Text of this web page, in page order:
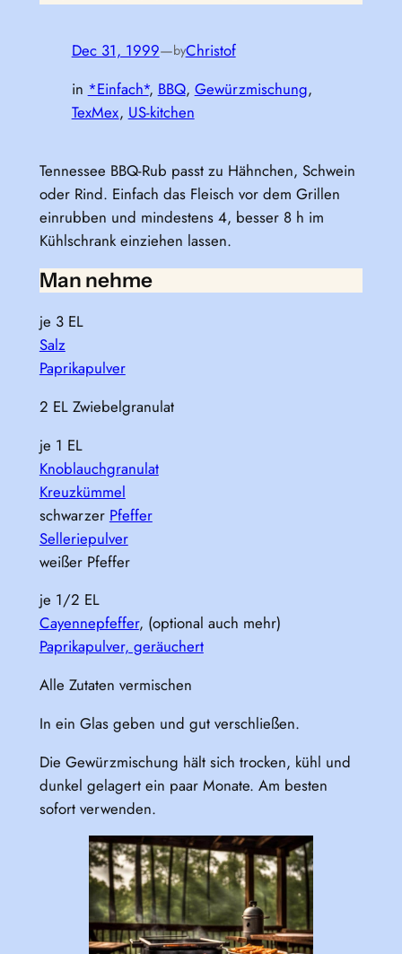
Dec 31, 1999—byChristof
in *Einfach*, BBQ, Gewürzmischung
TexMex, US-kitchen
Tennessee BBQ-Rub passt zu Hähnchen, Schwein
oder Rind. Einfach das Fleisch vor dem Grillen
einrubben und mindestens 4, besser 8 h im
Kühlschrank einziehen lassen.
Man nehme
je 3 EL
Salz
Paprikapulver
2 EL Zwiebelgranulat
je 1 EL
Knoblauchgranulat
Kreuzkümmel
schwarzer Pfeffer
Selleriepulver
weißer Pfeffer
je 1/2 EL
Cayennepfeffer, (optional auch mehr)
Paprikapulver, geräuchert
Alle Zutaten vermischen
In ein Glas geben und gut verschließen.
Die Gewürzmischung hält sich trocken, kühl und
dunkel gelagert ein paar Monate. Am besten
sofort verwenden.